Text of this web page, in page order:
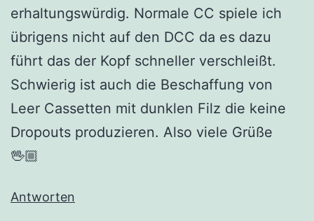
erhaltungswürdig. Normale CC spiele ich
übrigens nicht auf den DCC da es dazu
führt das der Kopf schneller verschleißt.
Schwierig ist auch die Beschaffung von
Leer Cassetten mit dunklen Filz die keine
Dropouts produzieren. Also viele Grüße
🖖🏼
Antworten